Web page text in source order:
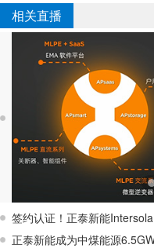
相关直播
签约认证！正泰新能
正泰新能成为中煤能源